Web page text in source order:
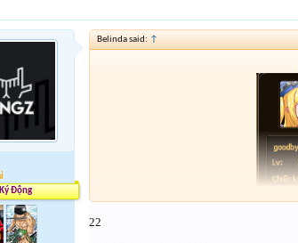
Động
Belinda said: ↑
22